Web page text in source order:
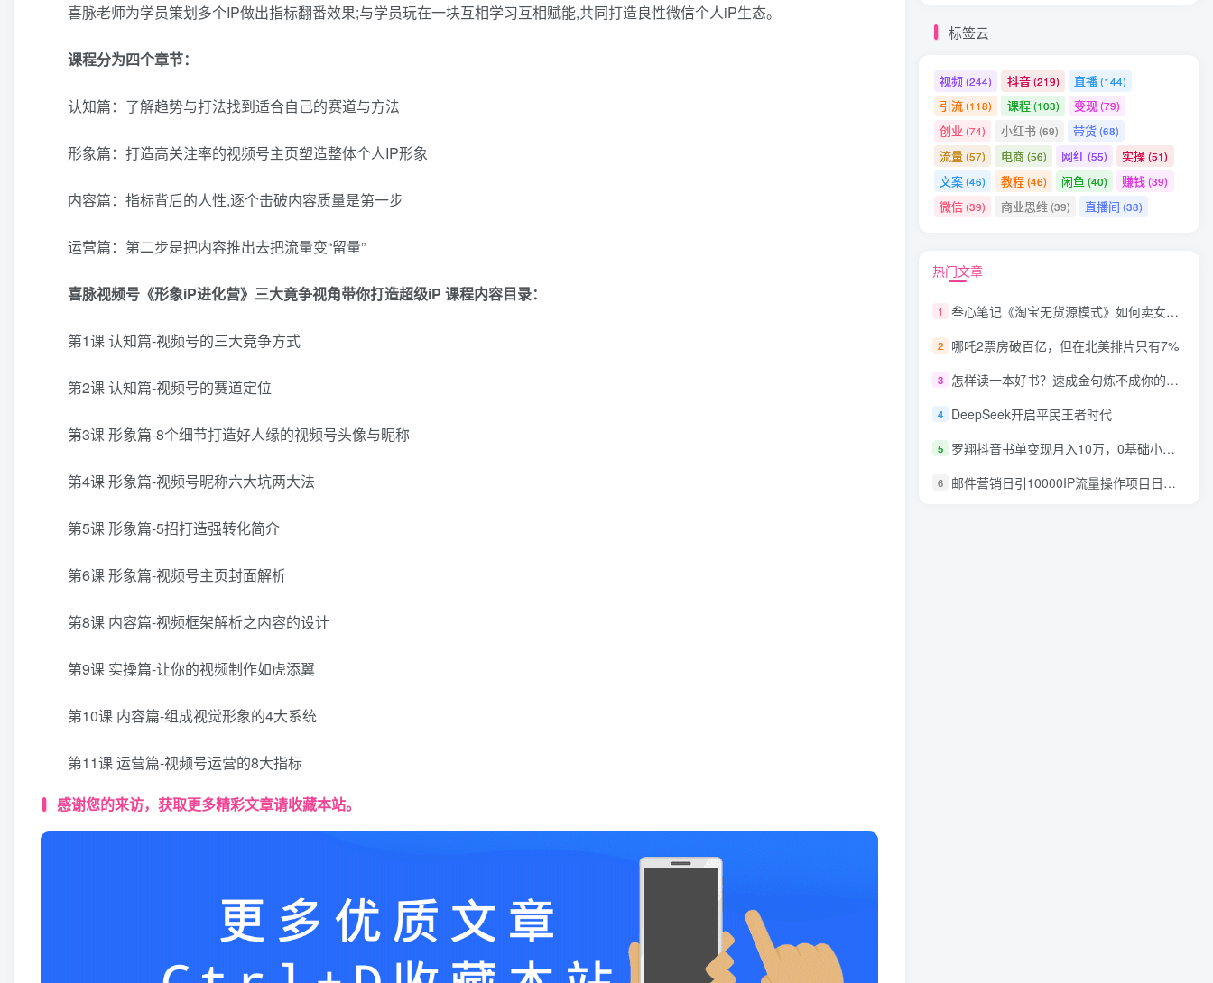
喜脉老师为学员策划多个IP做出指标翻番效果;与学员玩在一块互相学习互相赋能,共同打造良性微信个人iP生态。
课程分为四个章节：
认知篇：了解趋势与打法找到适合自己的赛道与方法
形象篇：打造高关注率的视频号主页塑造整体个人IP形象
内容篇：指标背后的人性,逐个击破内容质量是第一步
运营篇：第二步是把内容推出去把流量变“留量”
喜脉视频号《形象iP进化营》三大竟争视角带你打造超级iP 课程内容目录：
第1课 认知篇-视频号的三大竞争方式
第2课 认知篇-视频号的赛道定位
第3课 形象篇-8个细节打造好人缘的视频号头像与昵称
第4课 形象篇-视频号昵称六大坑两大法
第5课 形象篇-5招打造强转化简介
第6课 形象篇-视频号主页封面解析
第8课 内容篇-视频框架解析之内容的设计
第9课 实操篇-让你的视频制作如虎添翼
第10课 内容篇-组成视觉形象的4大系统
第11课 运营篇-视频号运营的8大指标
感谢您的来访，获取更多精彩文章请收藏本站。
5 ​罗翔抖音书单变现月入10万，0基础小白也可以在抖音上赚钱
6 邮件营销日引10000IP流量操作项目日赚500元（超级学院）
标签云
视频(244) 抖音(219) 直播(144)
引流(118) 课程(103) 变现(79)
创业 (74) 小红书(69) 带货(68)
流量(57) 电商(56) 网红(55) 实操(51)
文案(46) 教程(46) 闲鱼 (40) 赚钱(39)
微信(39) 商业思维(39) 直播间 (38)
热门文章
1 叁心笔记《淘宝无货源模式》如何卖女装之冬装
2 哪吒2票房破百亿，但在北美排片只有7%
3 怎样读一本好书？速成金句炼不成你的认知方法论
4 DeepSeek开启平民王者时代
5 ​罗翔抖音书单变现月入10万，0基础小白也可以在抖音上赚钱
6 邮件营销日引10000IP流量操作项目日赚500元（超级学院）